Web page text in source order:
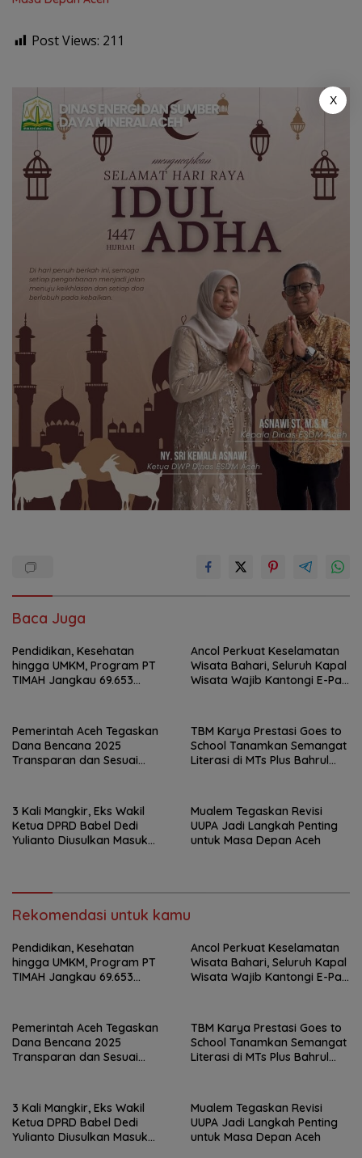
Post Views: 211
Baca Juga
Pendidikan, Kesehatan
hingga UMKM, Program PT
TIMAH Jangkau 69.653
Ancol Perkuat Keselamatan
Wisata Bahari, Seluruh Kapal
Wisata Wajib Kantongi E-Pas
Pemerintah Aceh Tegaskan
Dana Bencana 2025
Transparan dan Sesuai
TBM Karya Prestasi Goes to
School Tanamkan Semangat
Literasi di MTs Plus Bahrul
3 Kali Mangkir, Eks Wakil
Ketua DPRD Babel Dedi
Yulianto Diusulkan Masuk
Mualem Tegaskan Revisi
UUPA Jadi Langkah Penting
untuk Masa Depan Aceh
Rekomendasi untuk kamu
Pendidikan, Kesehatan
hingga UMKM, Program PT
TIMAH Jangkau 69.653
Ancol Perkuat Keselamatan
Wisata Bahari, Seluruh Kapal
Wisata Wajib Kantongi E-Pas
Pemerintah Aceh Tegaskan
Dana Bencana 2025
Transparan dan Sesuai
TBM Karya Prestasi Goes to
School Tanamkan Semangat
Literasi di MTs Plus Bahrul
3 Kali Mangkir, Eks Wakil
Ketua DPRD Babel Dedi
Yulianto Diusulkan Masuk
Mualem Tegaskan Revisi
UUPA Jadi Langkah Penting
untuk Masa Depan Aceh
X